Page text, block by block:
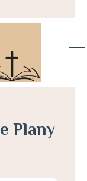
Plany